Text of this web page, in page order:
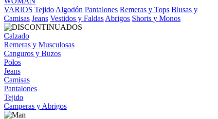
VARIOS Tejido Algodón Pantalones Remeras y Tops Blusas y
Camisas Jeans Vestidos y Faldas Abrigos Shorts y Monos
Calzado
Remeras y Musculosas
Canguros y Buzos
Polos
Jeans
Camisas
Pantalones
Tejido
Camperas y Abrigos